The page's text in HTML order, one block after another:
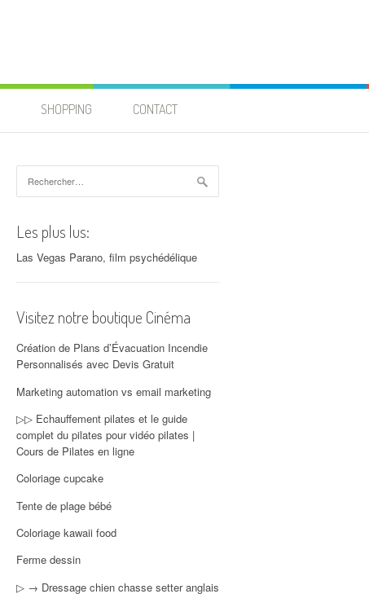
SHOPPING CONTACT
Les plus lus:
Las Vegas Parano, film psychédélique
Visitez notre boutique Cinéma
Création de Plans d’Évacuation Incendie
Personnalisés avec Devis Gratuit
Marketing automation vs email marketing
▷▷ Echauffement pilates et le guide
complet du pilates pour vidéo pilates |
Cours de Pilates en ligne
Coloriage cupcake
Tente de plage bébé
Coloriage kawaii food
Ferme dessin
▷ → Dressage chien chasse setter anglais